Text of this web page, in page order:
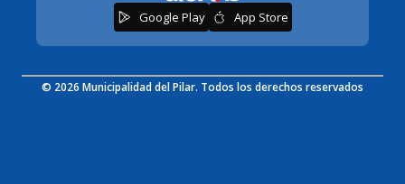
Google Play App Store
© 2026 Municipalidad del Pilar. Todos los derechos reservados